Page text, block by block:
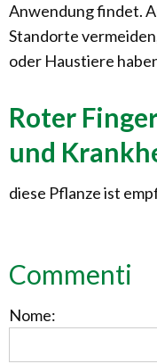
Anwendung findet.
Standorte
oder Haustiere
Roter
und
diese Pflanze ist
Commenti
Nome: